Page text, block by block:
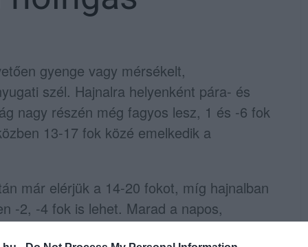
gyenge vagy mérsékelt,
szél. Hajnalra helyenként pára- és
nagy részén még fagyos lesz, 1 és -6 fok
13-17 fok közé emelkedik a
már elérjük a 14-20 fokot, míg hajnalban
-2, -4 fok is lehet. Marad a napos,
a délnyugati szél.